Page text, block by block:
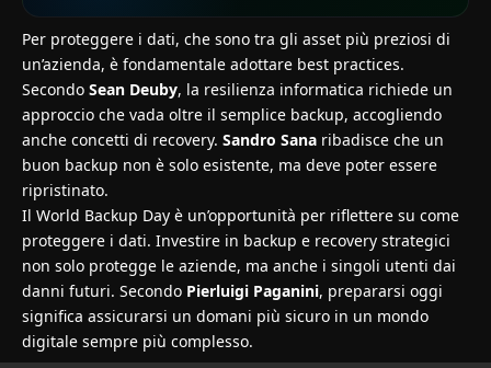
Per proteggere i dati, che sono tra gli asset più preziosi di
un’azienda, è fondamentale adottare best practices.
Secondo Sean Deuby, la resilienza informatica richiede un
approccio che vada oltre il semplice backup, accogliendo
anche concetti di recovery. Sandro Sana ribadisce che un
buon backup non è solo esistente, ma deve poter essere
ripristinato.
Il World Backup Day è un’opportunità per riflettere su come
proteggere i dati. Investire in backup e recovery strategici
non solo protegge le aziende, ma anche i singoli utenti dai
danni futuri. Secondo Pierluigi Paganini, prepararsi oggi
significa assicurarsi un domani più sicuro in un mondo
digitale sempre più complesso.